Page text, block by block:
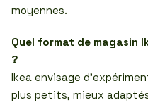
moyennes.
Quel format de magasin
?
Ikea envisage
plus petits, mieux